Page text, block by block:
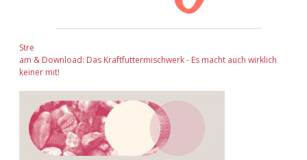
Stre
am & Download: Das Kraftfuttermischwerk - Es macht auch wirklich
keiner mit!